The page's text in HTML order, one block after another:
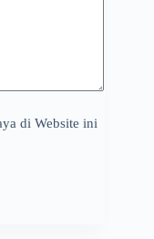
di Website ini